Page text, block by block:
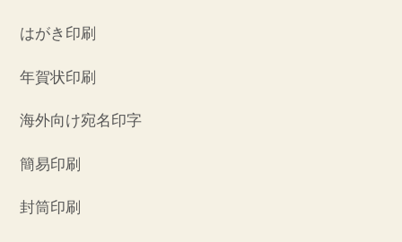
はがき印刷
年賀状印刷
海外向け宛名印字
簡易印刷
封筒印刷